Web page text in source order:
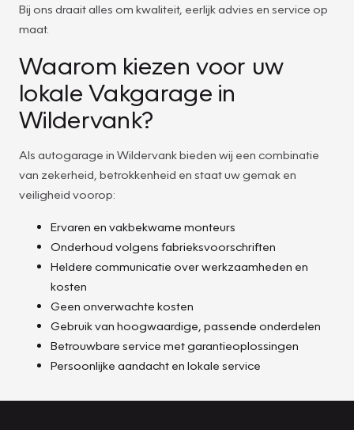
Bij ons draait alles om kwaliteit, eerlijk advies en service op
maat.
Waarom kiezen voor uw
lokale Vakgarage in
Wildervank?
Als autogarage in Wildervank bieden wij een combinatie
van zekerheid, betrokkenheid en staat uw gemak en
veiligheid voorop:
Ervaren en vakbekwame monteurs
Onderhoud volgens fabrieksvoorschriften
Heldere communicatie over werkzaamheden en
kosten
Geen onverwachte kosten
Gebruik van hoogwaardige, passende onderdelen
Betrouwbare service met garantieoplossingen
Persoonlijke aandacht en lokale service